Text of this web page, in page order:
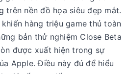
trên nền đồ họa siêu đẹp mắt.
hàng triệu game thủ toàn
bản thử nghiệm Close Beta
được xuất hiện trong sự
Apple. Điều này đủ để hiểu